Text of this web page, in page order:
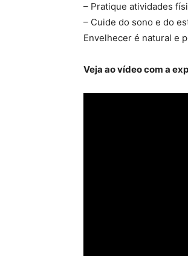
– Pratique atividades
– Cuide do sono e do
Envelhecer é natural e
Veja ao vídeo com a